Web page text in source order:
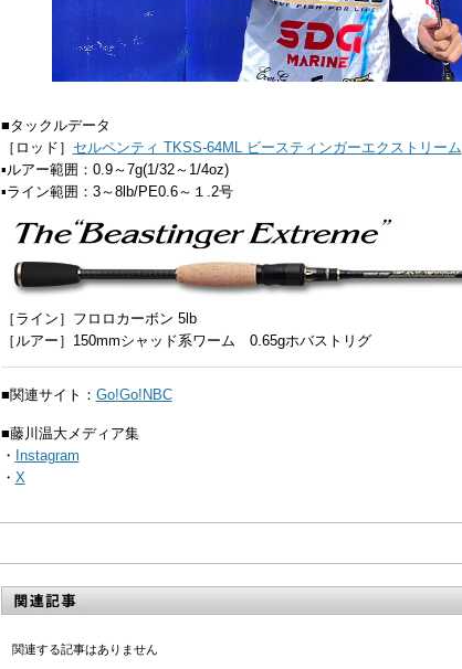
■タックルデータ
［ロッド］ セルペンティ TKSS-64ML ビースティンガーエクストリーム
▪ルアー範囲：0.9～7g(1/32～1/4oz)
▪ライン範囲：3～8lb/PE0.6～１.2号
［ライン］フロロカーボン 5lb
［ルアー］150mmシャッド系ワーム 0.65gホバストリグ
■関連サイト： Go!Go!NBC
■藤川温大メディア集
・ Instagram
・ X
関連する記事はありません